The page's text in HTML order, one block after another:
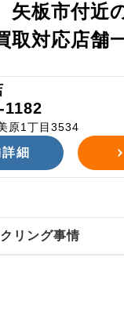
矢板市付近
取対応店舗
1182
原1丁目3534
細
リング事情